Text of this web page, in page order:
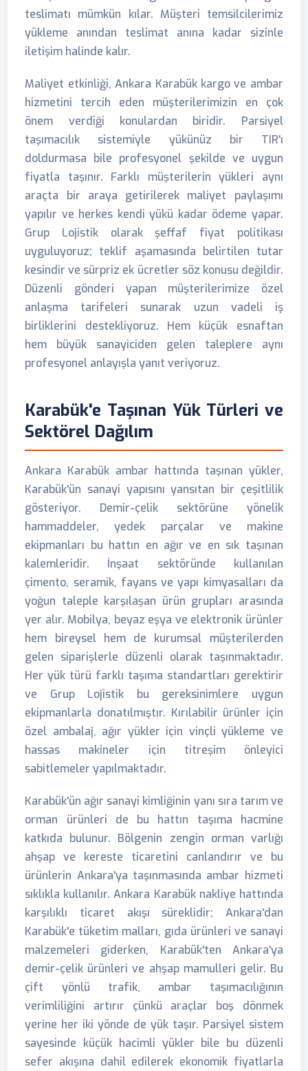
teslimatı mümkün kılar. Müşteri temsilcilerimiz
yükleme anından teslimat anına kadar sizinle
iletişim halinde kalır.
Maliyet etkinliği, Ankara Karabük kargo ve ambar
hizmetini tercih eden müşterilerimizin en çok
önem verdiği konulardan biridir. Parsiyel
taşımacılık sistemiyle yükünüz bir TIR'ı
doldurmasa bile profesyonel şekilde ve uygun
fiyatla taşınır. Farklı müşterilerin yükleri aynı
araçta bir araya getirilerek maliyet paylaşımı
yapılır ve herkes kendi yükü kadar ödeme yapar.
Grup Lojistik olarak şeffaf fiyat politikası
uyguluyoruz; teklif aşamasında belirtilen tutar
kesindir ve sürpriz ek ücretler söz konusu değildir.
Düzenli gönderi yapan müşterilerimize özel
anlaşma tarifeleri sunarak uzun vadeli iş
birliklerini destekliyoruz. Hem küçük esnaftan
hem büyük sanayiciden gelen taleplere aynı
profesyonel anlayışla yanıt veriyoruz.
Karabük'e Taşınan Yük Türleri ve
Sektörel Dağılım
Ankara Karabük ambar hattında taşınan yükler,
Karabük'ün sanayi yapısını yansıtan bir çeşitlilik
gösteriyor. Demir-çelik sektörüne yönelik
hammaddeler, yedek parçalar ve makine
ekipmanları bu hattın en ağır ve en sık taşınan
kalemleridir. İnşaat sektöründe kullanılan
çimento, seramik, fayans ve yapı kimyasalları da
yoğun taleple karşılaşan ürün grupları arasında
yer alır. Mobilya, beyaz eşya ve elektronik ürünler
hem bireysel hem de kurumsal müşterilerden
gelen siparişlerle düzenli olarak taşınmaktadır.
Her yük türü farklı taşıma standartları gerektirir
ve Grup Lojistik bu gereksinimlere uygun
ekipmanlarla donatılmıştır. Kırılabilir ürünler için
özel ambalaj, ağır yükler için vinçli yükleme ve
hassas makineler için titreşim önleyici
sabitlemeler yapılmaktadır.
Karabük'ün ağır sanayi kimliğinin yanı sıra tarım ve
orman ürünleri de bu hattın taşıma hacmine
katkıda bulunur. Bölgenin zengin orman varlığı
ahşap ve kereste ticaretini canlandırır ve bu
ürünlerin Ankara'ya taşınmasında ambar hizmeti
sıklıkla kullanılır. Ankara Karabük nakliye hattında
karşılıklı ticaret akışı süreklidir; Ankara'dan
Karabük'e tüketim malları, gıda ürünleri ve sanayi
malzemeleri giderken, Karabük'ten Ankara'ya
demir-çelik ürünleri ve ahşap mamulleri gelir. Bu
çift yönlü trafik, ambar taşımacılığının
verimliliğini artırır çünkü araçlar boş dönmek
yerine her iki yönde de yük taşır. Parsiyel sistem
sayesinde küçük hacimli yükler bile bu düzenli
sefer akışına dahil edilerek ekonomik fiyatlarla